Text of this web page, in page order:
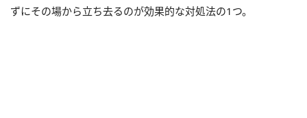
ずにその場から立ち去るのが効果的な対処法の1つ。